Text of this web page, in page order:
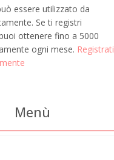
essere utilizzato da
Se ti registri
ottenere fino a 5000
ogni mese. Registrati
Menù